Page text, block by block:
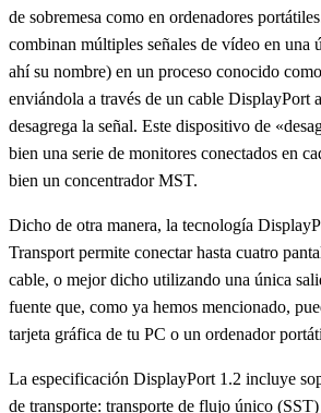
de sobremesa como en ordenadores
combinan múltiples señales de vídeo en una
ahí su nombre) en un proceso conocido como
enviándola a través de un cable DisplayPort
desagrega la señal. Este dispositivo de
bien una serie de monitores conectados en
bien un concentrador MST.
Dicho de otra manera, la tecnología
Transport permite conectar hasta cuatro
cable, o mejor dicho utilizando una única
fuente que, como ya hemos mencionado,
tarjeta gráfica de tu PC o un ordenador
La especificación DisplayPort 1.2 incluye
de transporte: transporte de flujo único